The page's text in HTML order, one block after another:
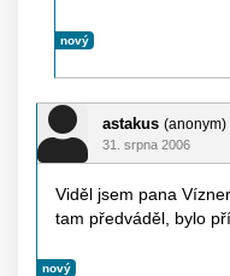
nový
astakus (anonym)
31. srpna 2006
Viděl jsem pana
tam předváděl, bylo
nový